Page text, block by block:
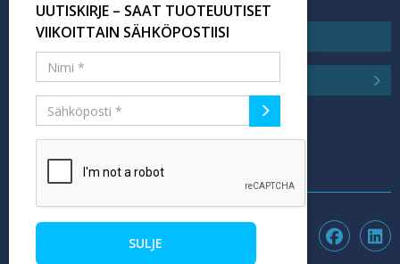
UUTISKIRJE – SAAT TUOTEUUTISET
VIIKOITTAIN SÄHKÖPOSTIISI
SULJE